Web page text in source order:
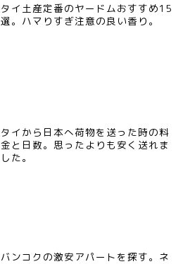
タイ土産定番のヤードムおすすめ15
選。ハマりすぎ注意の良い香り。
タイから日本へ荷物を送った時の料
金と日数。思ったよりも安く送れま
した。
バンコクの激安アパートを探す。ネ